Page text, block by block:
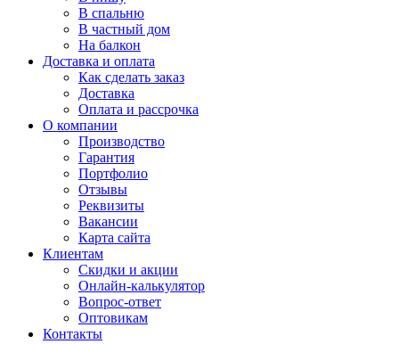
В спальню
В частный дом
На балкон
Доставка и оплата
Как сделать заказ
Доставка
Оплата и рассрочка
О компании
Производство
Гарантия
Портфолио
Отзывы
Реквизиты
Вакансии
Карта сайта
Клиентам
Скидки и акции
Онлайн-калькулятор
Вопрос-ответ
Оптовикам
Контакты